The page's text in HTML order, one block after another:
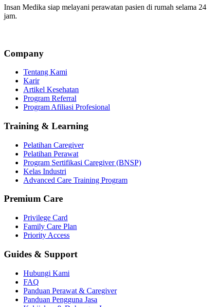
Insan Medika siap melayani perawatan pasien di rumah selama 24
jam.
Company
Tentang Kami
Karir
Artikel Kesehatan
Program Referral
Program Afiliasi Profesional
Training & Learning
Pelatihan Caregiver
Pelatihan Perawat
Program Sertifikasi Caregiver (BNSP)
Kelas Industri
Advanced Care Training Program
Premium Care
Privilege Card
Family Care Plan
Priority Access
Guides & Support
Hubungi Kami
FAQ
Panduan Perawat & Caregiver
Panduan Pengguna Jasa